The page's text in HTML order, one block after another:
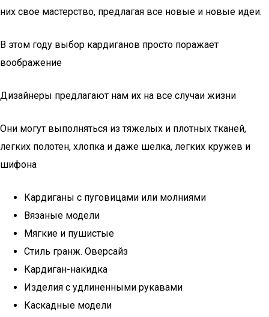
них свое мастерство, предлагая все новые и новые идеи.
В этом году выбор кардиганов просто поражает
воображение
Дизайнеры предлагают нам их на все случаи жизни
Они могут выполняться из тяжелых и плотных тканей,
легких полотен, хлопка и даже шелка, легких кружев и
шифона
Кардиганы с пуговицами или молниями
Вязаные модели
Мягкие и пушистые
Стиль гранж. Оверсайз
Кардиган-накидка
Изделия с удлиненными рукавами
Каскадные модели